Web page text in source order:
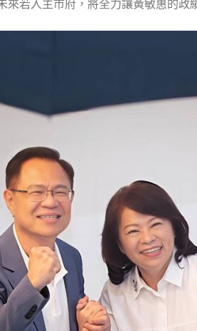
來若入主市府，將全力讓黃敏惠的政